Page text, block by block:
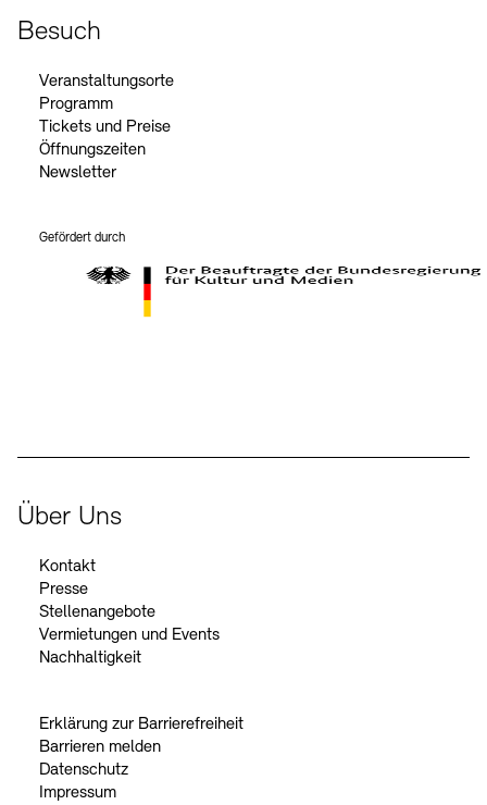
Besuch
Veranstaltungsorte
Programm
Tickets und Preise
Öffnungszeiten
Newsletter
Gefördert durch
Über Uns
Kontakt
Presse
Stellenangebote
Vermietungen und Events
Nachhaltigkeit
Erklärung zur Barrierefreiheit
Barrieren melden
Datenschutz
Impressum